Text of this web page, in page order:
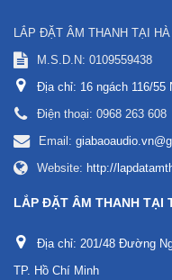
LẮP ĐẶT ÂM THANH TẠI HÀ
M.S.D.N: 0109559438
Địa chỉ: 16 ngách 116/55
Điện thoại: 0968 263 608
Email:
Website: http://
LẮP ĐẶT ÂM THANH TẠI
Địa chỉ: 201/48 Đường
TP. Hồ Chí Minh